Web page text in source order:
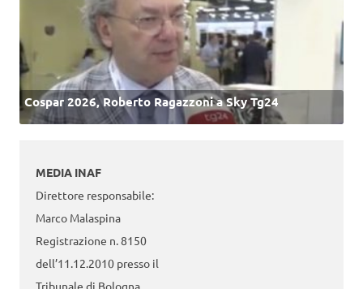
Cospar 2026, Roberto Ragazzoni a Sky Tg24
MEDIA INAF
Direttore responsabile:
Marco Malaspina
Registrazione n. 8150
dell’11.12.2010 presso il
Tribunale di Bologna